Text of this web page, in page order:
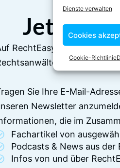
Dienste verwalten
Cookies
Cookie-Richtlinie
Jetzt
RechtEasy befinden sich
und Juristen
Sie Ihre E-Mail-
Newsletter
die im
Fachartikel von
Podcasts & News aus der
Infos von und über